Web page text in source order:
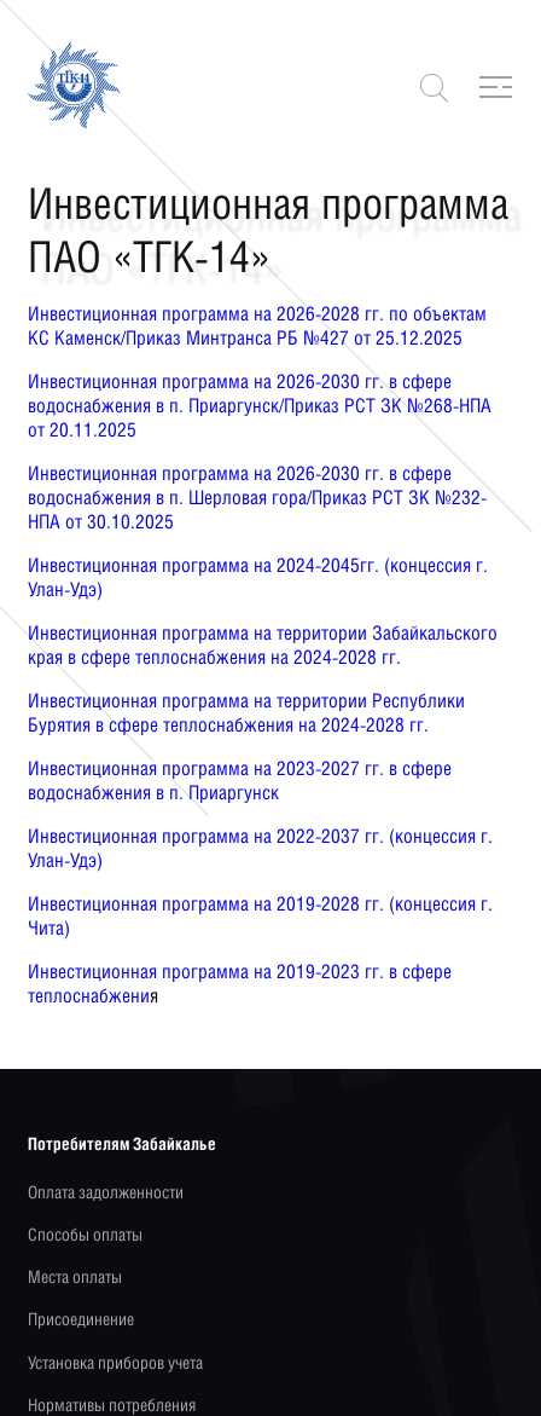
Инвестиционная программа
ПАО «ТГК-14»
Инвестиционная программа на 2026-2028 гг. по объектам
КС Каменск/Приказ Минтранса РБ №427 от 25.12.2025
Инвестиционная программа на 2026-2030 гг. в сфере
водоснабжения в п. Приаргунск/Приказ РСТ ЗК №268-НПА
от 20.11.2025
Инвестиционная программа на 2026-2030 гг. в сфере
водоснабжения в п. Шерловая гора/Приказ РСТ ЗК №232-
НПА от 30.10.2025
Инвестиционная программа на 2024-2045гг. (концессия г.
Улан-Удэ)
Инвестиционная программа на территории Забайкальского
края в сфере теплоснабжения на 2024-2028 гг.
Инвестиционная программа на территории Республики
Бурятия в сфере теплоснабжения на 2024-2028 гг.
Инвестиционная программа на 2023-2027 гг. в сфере
водоснабжения в п. Приаргунск
Инвестиционная программа на 2022-2037 гг. (концессия г.
Улан-Удэ)
Инвестиционная программа на 2019-2028 гг. (концессия г.
Чита)
Инвестиционная программа на 2019-2023 гг. в сфере
теплоснабжения
Потребителям Забайкалье
Оплата задолженности
Способы оплаты
Места оплаты
Присоединение
Установка приборов учета
Нормативы потребления